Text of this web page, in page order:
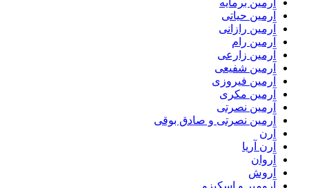
آرمین برمایه
آرمین حیاتی
آرمین رازانی
آرمین رام
آرمین زارعی
آرمین شفیعی
آرمین فیروزی
آرمین مکری
آرمین نصرتی
آرمین نصرتی و صادق بوقی
آرن
آرن آریا
آروان
آروش
آرومیر و اسکیزو